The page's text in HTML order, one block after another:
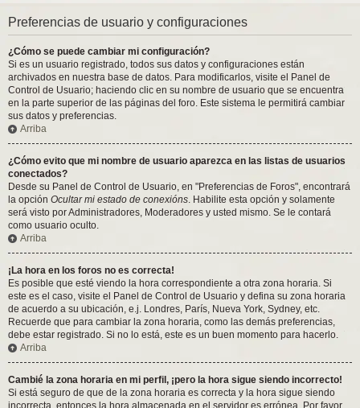
Preferencias de usuario y configuraciones
¿Cómo se puede cambiar mi configuración?
Si es un usuario registrado, todos sus datos y configuraciones están
archivados en nuestra base de datos. Para modificarlos, visite el Panel de
Control de Usuario; haciendo clic en su nombre de usuario que se encuentra
en la parte superior de las páginas del foro. Este sistema le permitirá cambiar
sus datos y preferencias.
Arriba
¿Cómo evito que mi nombre de usuario aparezca en las listas de usuarios
conectados?
Desde su Panel de Control de Usuario, en "Preferencias de Foros", encontrará
la opción Ocultar mi estado de conexións. Habilite esta opción y solamente
será visto por Administradores, Moderadores y usted mismo. Se le contará
como usuario oculto.
Arriba
¡La hora en los foros no es correcta!
Es posible que esté viendo la hora correspondiente a otra zona horaria. Si
este es el caso, visite el Panel de Control de Usuario y defina su zona horaria
de acuerdo a su ubicación, e.j. Londres, París, Nueva York, Sydney, etc.
Recuerde que para cambiar la zona horaria, como las demás preferencias,
debe estar registrado. Si no lo está, este es un buen momento para hacerlo.
Arriba
Cambié la zona horaria en mi perfil, ¡pero la hora sigue siendo incorrecto!
Si está seguro de que de la zona horaria es correcta y la hora sigue siendo
incorrecta, entonces la hora almacenada en el servidor es errónea. Por favor